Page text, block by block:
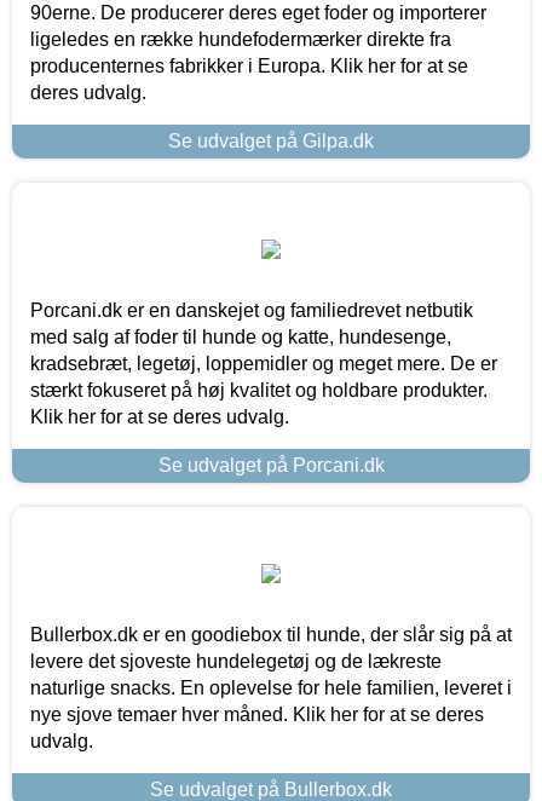
90erne. De producerer deres eget foder og importerer
ligeledes en række hundefodermærker direkte fra
producenternes fabrikker i Europa. Klik her for at se
deres udvalg.
Se udvalget på Gilpa.dk
Porcani.dk er en danskejet og familiedrevet netbutik
med salg af foder til hunde og katte, hundesenge,
kradsebræt, legetøj, loppemidler og meget mere. De er
stærkt fokuseret på høj kvalitet og holdbare produkter.
Klik her for at se deres udvalg.
Se udvalget på Porcani.dk
Bullerbox.dk er en goodiebox til hunde, der slår sig på at
levere det sjoveste hundelegetøj og de lækreste
naturlige snacks. En oplevelse for hele familien, leveret i
nye sjove temaer hver måned. Klik her for at se deres
udvalg.
Se udvalget på Bullerbox.dk